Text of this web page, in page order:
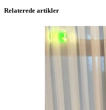
Relaterede artikler